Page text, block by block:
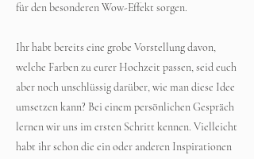
für den besonderen Wow-Effekt sorgen.
Ihr habt bereits eine grobe Vorstellung davon,
welche Farben zu eurer Hochzeit passen, seid euch
aber noch unschlüssig darüber, wie man diese Idee
umsetzen kann? Bei einem persönlichen Gespräch
lernen wir uns im ersten Schritt kennen. Vielleicht
habt ihr schon die ein oder anderen Inspirationen